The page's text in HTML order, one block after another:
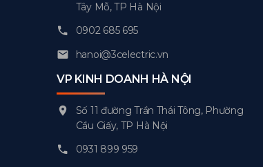
Tây Mỗ, TP Hà Nội
0902 685 695
hanoi@3celectric.vn
VP KINH DOANH HÀ NỘI
Số 11 đường Trần Thái Tông, Phường
Cầu Giấy, TP Hà Nội
0931 899 959